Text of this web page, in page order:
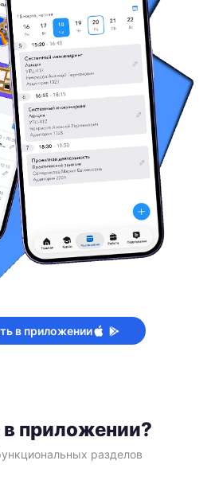
в приложении
в приложении?
разделов